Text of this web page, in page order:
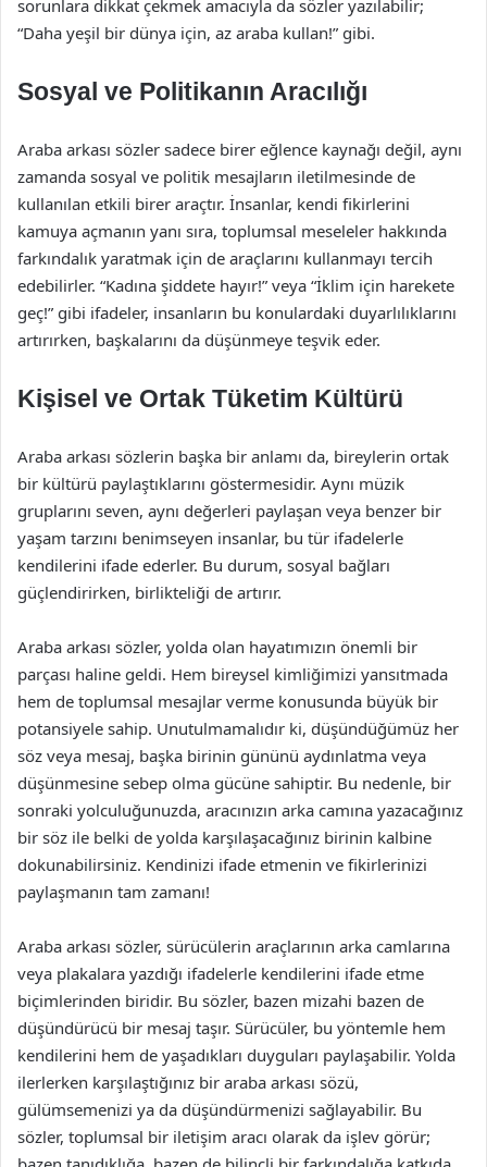
sorunlara dikkat çekmek amacıyla da sözler yazılabilir;
“Daha yeşil bir dünya için, az araba kullan!” gibi.
Sosyal ve Politikanın Aracılığı
Araba arkası sözler sadece birer eğlence kaynağı değil, aynı
zamanda sosyal ve politik mesajların iletilmesinde de
kullanılan etkili birer araçtır. İnsanlar, kendi fikirlerini
kamuya açmanın yanı sıra, toplumsal meseleler hakkında
farkındalık yaratmak için de araçlarını kullanmayı tercih
edebilirler. “Kadına şiddete hayır!” veya “İklim için harekete
geç!” gibi ifadeler, insanların bu konulardaki duyarlılıklarını
artırırken, başkalarını da düşünmeye teşvik eder.
Kişisel ve Ortak Tüketim Kültürü
Araba arkası sözlerin başka bir anlamı da, bireylerin ortak
bir kültürü paylaştıklarını göstermesidir. Aynı müzik
gruplarını seven, aynı değerleri paylaşan veya benzer bir
yaşam tarzını benimseyen insanlar, bu tür ifadelerle
kendilerini ifade ederler. Bu durum, sosyal bağları
güçlendirirken, birlikteliği de artırır.
Araba arkası sözler, yolda olan hayatımızın önemli bir
parçası haline geldi. Hem bireysel kimliğimizi yansıtmada
hem de toplumsal mesajlar verme konusunda büyük bir
potansiyele sahip. Unutulmamalıdır ki, düşündüğümüz her
söz veya mesaj, başka birinin gününü aydınlatma veya
düşünmesine sebep olma gücüne sahiptir. Bu nedenle, bir
sonraki yolculuğunuzda, aracınızın arka camına yazacağınız
bir söz ile belki de yolda karşılaşacağınız birinin kalbine
dokunabilirsiniz. Kendinizi ifade etmenin ve fikirlerinizi
paylaşmanın tam zamanı!
Araba arkası sözler, sürücülerin araçlarının arka camlarına
veya plakalara yazdığı ifadelerle kendilerini ifade etme
biçimlerinden biridir. Bu sözler, bazen mizahi bazen de
düşündürücü bir mesaj taşır. Sürücüler, bu yöntemle hem
kendilerini hem de yaşadıkları duyguları paylaşabilir. Yolda
ilerlerken karşılaştığınız bir araba arkası sözü,
gülümsemenizi ya da düşündürmenizi sağlayabilir. Bu
sözler, toplumsal bir iletişim aracı olarak da işlev görür;